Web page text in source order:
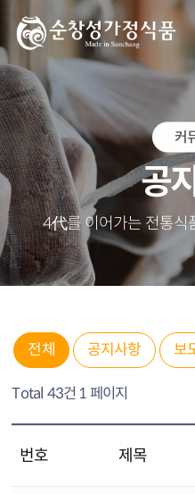
커
공
4代를 이어가는 전통식
전체 공지사항 보
Total 43건 1 페이지
번호 제목